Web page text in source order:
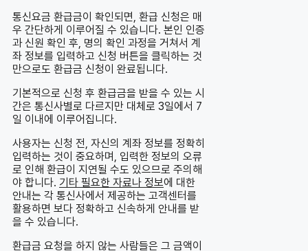
통신요금 환급금이 확인되면, 환급 신청은 매
우 간단하게 이루어질 수 있습니다. 본인 인증
과 신원 확인 후, 명의 확인 과정을 거쳐서 계
좌 정보를 입력하고 신청 버튼을 클릭하는 것
만으로도 환급금 신청이 완료됩니다.
기본적으로 신청 후 환급금을 받을 수 있는 시
간은 통신사별로 다르지만 대체로 3일에서 7
일 이내에 이루어집니다.
사용자는 신청 전, 자신의 계좌 정보를 정확히
입력하는 것이 중요하며, 입력한 정보의 오류
로 인해 환급이 지연될 수도 있으므로 주의해
야 합니다. 기타 필요한 자료나 정보에 대한
안내는 각 통신사에서 제공하는 고객센터를
활용하면 보다 정확하고 신속하게 안내를 받
을 수 있습니다.
환급금 요청을 하지 않는 사람들은 그 금액이